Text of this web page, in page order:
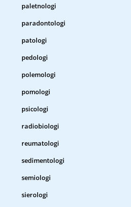
paletnologi
paradontologi
patologi
pedologi
polemologi
pomologi
psicologi
radiobiologi
reumatologi
sedimentologi
semiologi
sierologi